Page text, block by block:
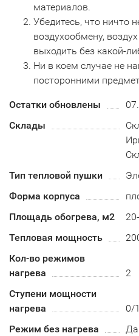
материалов.
Убедитесь, что ничто
воздухообмену,
выходить без какой-
Ни в коем случае не
посторонними
Остатки обновлены
Склады
Тип тепловой пушки
Форма корпуса
Площадь обогрева, м2
Тепловая мощность
Кол-во режимов
нагрева
2
Ступени мощности
нагрева
0/
Режим без нагрева
Да